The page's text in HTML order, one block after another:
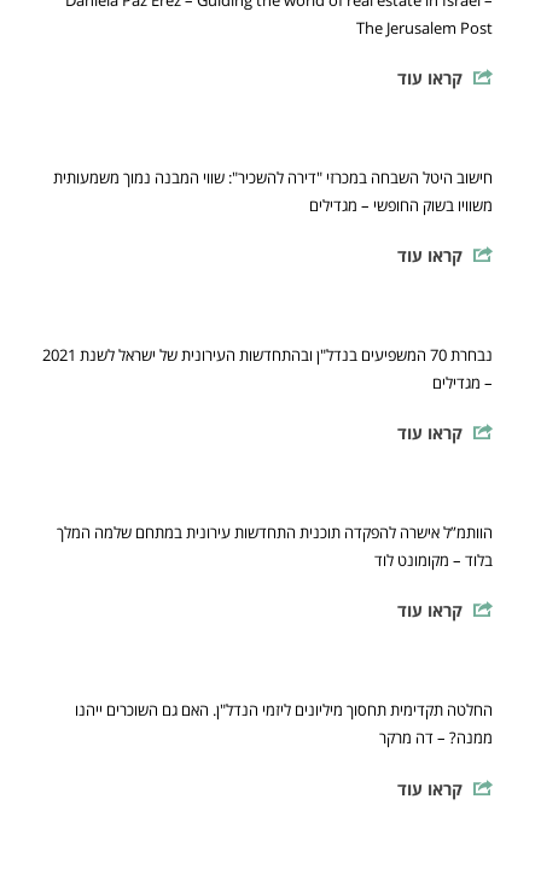
The Jerusalem Post
קראו עוד
חישוב היטל השבחה במכרזי "דירה להשכיר": שווי המבנה נמוך משמעותית
משוויו בשוק החופשי – מגדילים
קראו עוד
נבחרת 70 המשפיעים בנדל"ן ובהתחדשות העירונית של ישראל לשנת 2021
– מגדילים
קראו עוד
הוותמ”ל אישרה להפקדה תוכנית התחדשות עירונית במתחם שלמה המלך
בלוד – מקומונט לוד
קראו עוד
החלטה תקדימית תחסוך מיליונים ליזמי הנדל"ן. האם גם השוכרים ייהנו
ממנה? – דה מרקר
קראו עוד